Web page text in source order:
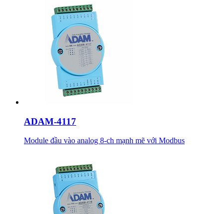
ADAM-4117
Module đầu vào analog 8-ch mạnh mẽ với Modbus